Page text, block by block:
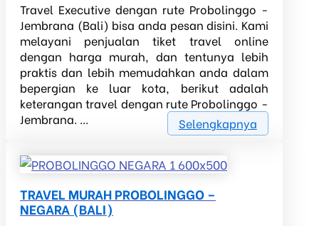
Travel Executive dengan rute Probolinggo -
Jembrana (Bali) bisa anda pesan disini. Kami
melayani penjualan tiket travel online
dengan harga murah, dan tentunya lebih
praktis dan lebih memudahkan anda dalam
bepergian ke luar kota, berikut adalah
keterangan travel dengan rute Probolinggo -
Jembrana. ...
Selengkapnya
TRAVEL MURAH PROBOLINGGO –
NEGARA (BALI)